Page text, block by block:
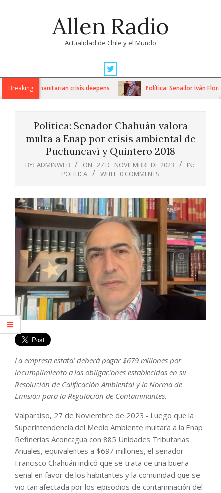
Allen Radio
Actualidad de Chile y el Mundo
Navigation
MenuBreaking
as humanitarian crisis deepens Política: Senador Iván Flores
Política: Senador Chahuán valora
multa a Enap por crisis ambiental de
Puchuncaví y Quintero 2018
BY: ADMINWEB ON: 27 DE NOVIEMBRE DE 2023
IN:
POLÍTICA
WITH: 0 COMMENTS
La empresa estatal deberá pagar $679 millones por
incumplimiento a las obligaciones establecidas en su
Resolución de Calificación Ambiental y la Norma de
Emisión para la Regulación de Contaminantes.
Valparaíso, 27 de Noviembre de 2023.- Luego que la
Superintendencia del Medio Ambiente multara a la Enap
Refinerías Aconcagua con 885 Unidades Tributarias
Anuales, equivalentes a $697 millones, el senador
Francisco Chahuán indicó que se trata de una buena
señal en favor de los habitantes y la comunidad que se
vio tan afectada por los episodios de contaminación del